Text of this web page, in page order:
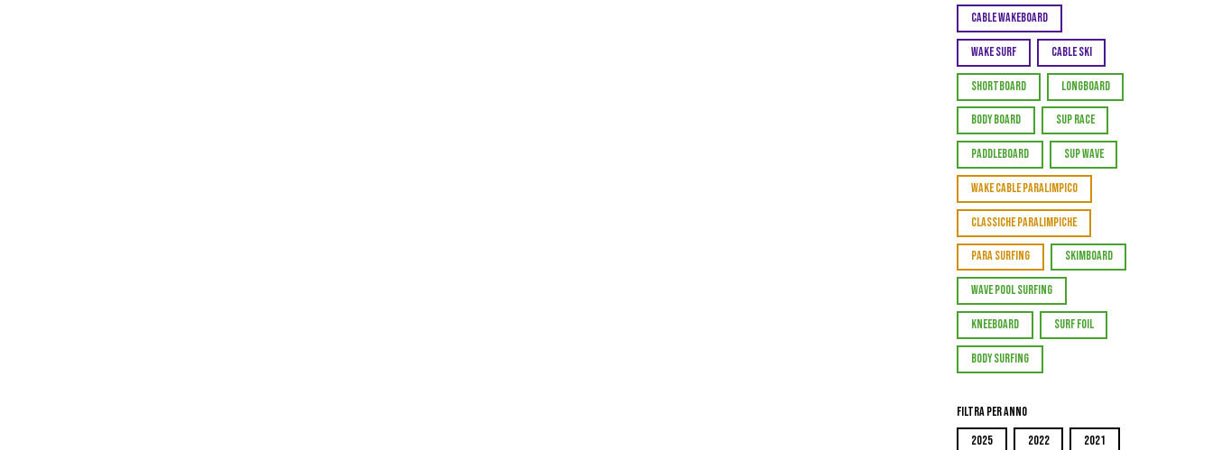
CABLE WAKEBOARD
WAKE SURF CABLE SKI
SHORTBOARD LONGBOARD
BODY BOARD SUP RACE
PADDLEBOARD SUP WAVE
WAKE CABLE PARALIMPICO
CLASSICHE PARALIMPICHE
PARA SURFING SKIMBOARD
WAVE POOL SURFING
KNEEBOARD SURF FOIL
BODY SURFING
Filtra per Anno
2025
2022 2021